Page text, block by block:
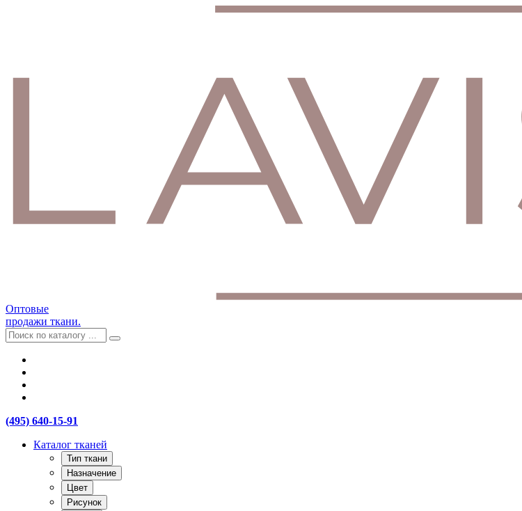
Оптовые
продажи ткани.
(495) 640-15-91
Каталог тканей
Тип ткани
Назначение
Цвет
Рисунок